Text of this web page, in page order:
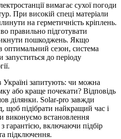
вимагає сухої погоди
При високій спеці матеріали
на герметичність кріплень.
правильно підготувати
пошкоджень. Якщо
оптимальний сезон, система
до періоду
Україні запитують: чи можна
або краще почекати? Відповідь
ділянки. Solar-pro завжди
щоб підібрати найкращий час і
виконуємо встановлення
гарантією, включаючи підбір
підключення.